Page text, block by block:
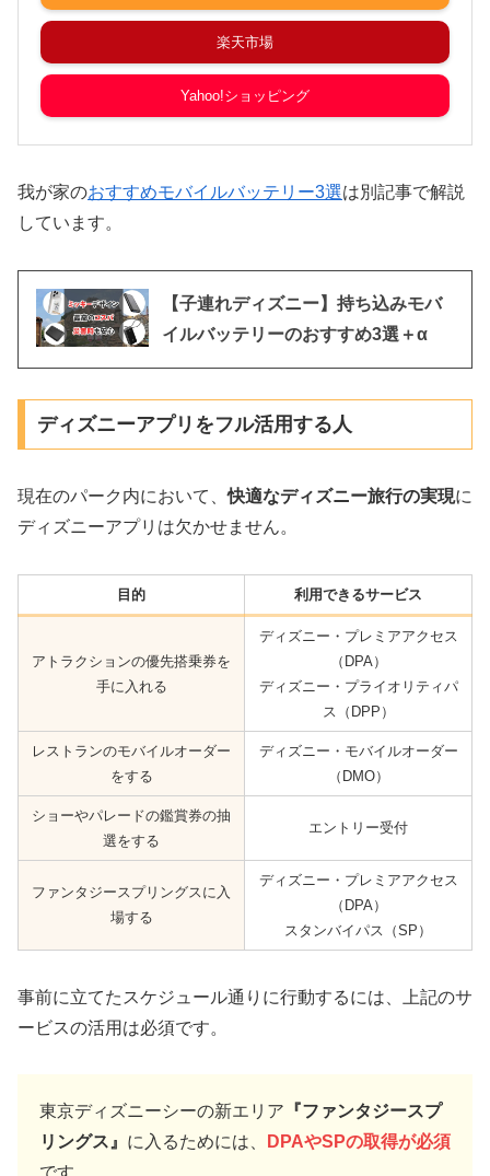
楽天市場
Yahoo!ショッピング
我が家のおすすめモバイルバッテリー3選は別記事で解説
しています。
【子連れディズニー】持ち込みモバ
イルバッテリーのおすすめ3選＋α
ディズニーアプリをフル活用する人
現在のパーク内において、快適なディズニー旅行の実現に
ディズニーアプリは欠かせません。
目的 利用できるサービス
アトラクションの優先搭乗券を
手に入れる
ディズニー・プレミアアクセス
（DPA）
ディズニー・プライオリティパ
ス（DPP）
レストランのモバイルオーダー
をする
ディズニー・モバイルオーダー
（DMO）
ショーやパレードの鑑賞券の抽
選をする
エントリー受付
ファンタジースプリングスに入
場する
ディズニー・プレミアアクセス
（DPA）
スタンバイパス（SP）
事前に立てたスケジュール通りに行動するには、上記のサ
ービスの活用は必須です。
東京ディズニーシーの新エリア 『ファンタジースプ
リングス』 に入るためには、
DPAやSPの取得が必須